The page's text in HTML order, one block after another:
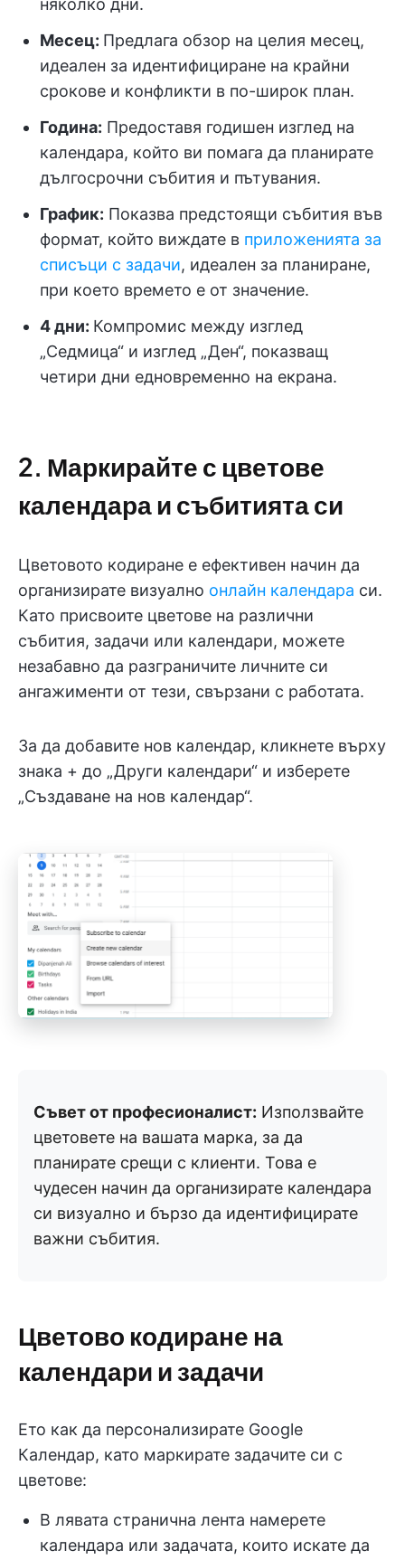
Месец: Предлага обзор на целия месец,
идеален за идентифициране на крайни
срокове и конфликти в по-широк план.
Година: Предоставя годишен изглед на
календара, който ви помага да планирате
дългосрочни събития и пътувания.
График: Показва предстоящи събития във
формат, който виждате в приложенията за
списъци с задачи, идеален за планиране,
при което времето е от значение.
4 дни: Компромис между изглед
„Седмица“ и изглед „Ден“, показващ
четири дни едновременно на екрана.
2. Маркирайте с цветове
календара и събитията си
Цветовото кодиране е ефективен начин да
организирате визуално онлайн календара си.
Като присвоите цветове на различни
събития, задачи или календари, можете
незабавно да разграничите личните си
ангажименти от тези, свързани с работата.
За да добавите нов календар, кликнете върху
знака + до „Други календари“ и изберете
„Създаване на нов календар“.
Съвет от професионалист: Използвайте
цветовете на вашата марка, за да
планирате срещи с клиенти. Това е
чудесен начин да организирате календара
си визуално и бързо да идентифицирате
важни събития.
Цветово кодиране на
календари и задачи
Ето как да персонализирате Google
Календар, като маркирате задачите си с
цветове:
В лявата странична лента намерете
календара или задачата, които искате да